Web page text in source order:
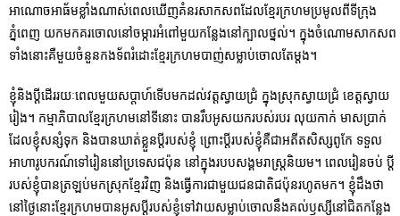
អាណោចអាធ័ម​ខ្លាំងណាស់ពេលឃើញគំនរសាក​សពដែលខ្មែរក្រហមប្រមូលពីទីក្រុង
ភ្នំពេញ យកមកគរចោលនៅចម្ការអំពៅមួយកន្លែងនៅក្បាលថ្នល់។ ក្នុងចំណោមសាកសព
ទាំងនោះគឺមួយចំនួនកងទ័ពរំដោះខ្មែរក្រហមបាញ់​សម្លាប់ចោលតែម្តង។
ខ្ញុំនិងប្តីដើររយៈពេលមួយសប្តាហ៍ទើបមកដល់វត្តស្វាយជ្រំ ក្នុងស្រុកស្វាយជ្រំ ខេត្តស្វាយ
រៀង។ កម្មាភិបាលខ្មែរក្រហមនៅទីនោះ បានរឹបអូសយករបស់របរ លុយកាក់ មាសប្រាក់
ដែលខ្ញុំសន្សំទុក និងបានឃាត់ខ្លួនប្តីរបស់ខ្ញុំ​ ព្រោះប្តីរបស់ខ្ញុំគឺជាអតីតសិស្សពូកែ ទទួល
អាហារូបករណ៍ទៅរៀននៅប្រទេសជប៉ុន នៅក្នុងរបបសង្គមរាស្រ្ត​និយ​ម។ ពេលរៀនចប់ ប្តី
របស់ខ្ញុំបានត្រឡប់មកស្រុកខ្មែរវិញ និងធ្វើការជាមួយជនជាតិជប៉ុនរហូតមក។ ខ្ញុំដឹងថា
នៅថ្ងៃនោះខ្មែរក្រហមបានអូសប្តីរបស់ខ្ញុំទៅវាយសម្លាប់ចោលនឹងគល់ឫស្សីនៅជិតកន្លែង